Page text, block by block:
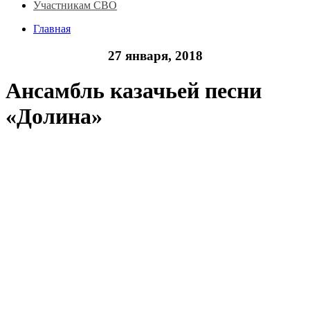
Участникам СВО
Главная
27 января, 2018
Ансамбль казачьей песни
«Долина»